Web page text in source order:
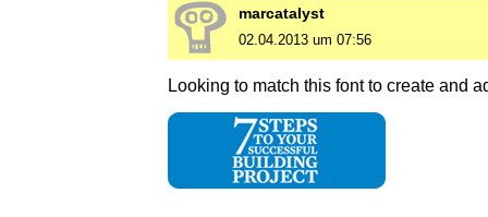
marcatalyst
02.04.2013 um 07:56
Looking to match this font to create and